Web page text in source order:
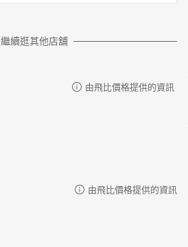
繼續逛其他店舖
由飛比價格提供的資訊
由飛比價格提供的資訊